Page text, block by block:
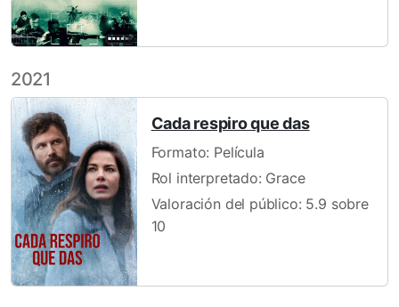
2021
Cada respiro que das
Formato: Película
Rol interpretado: Grace
Valoración del público: 5.9 sobre
10